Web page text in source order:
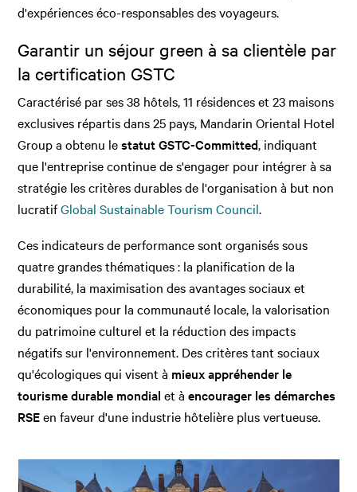
d'expériences éco-responsables des voyageurs.
Garantir un séjour green à sa clientèle par
la certification GSTC
Caractérisé par ses 38 hôtels, 11 résidences et 23 maisons
exclusives répartis dans 25 pays, Mandarin Oriental Hotel
Group a obtenu lestatut GSTC-Committed, indiquant
que l'entreprise continue de s'engager pour intégrer à sa
stratégie les critères durables de l'organisation à but non
lucratifGlobal Sustainable Tourism Council.
Ces indicateurs de performance sont organisés sous
quatre grandes thématiques : la planification de la
durabilité, la maximisation des avantages sociaux et
économiques pour la communauté locale, la valorisation
du patrimoine culturel et la réduction des impacts
négatifs sur l'environnement. Des critères tant sociaux
qu'écologiques qui visent à mieux appréhender le
tourisme durable mondial et àencourager les démarches
RSEen faveur d'une industrie hôtelière plus vertueuse.